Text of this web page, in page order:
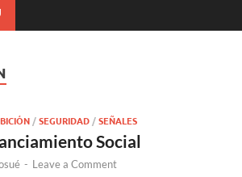
/SEGURIDAD /SEÑALES
Social
- Leave a Comment